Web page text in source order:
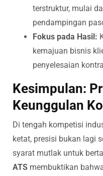
terstruktur, mulai
pendampingan
Fokus pada Hasil:
kemajuan bisnis
penyelesaian
Kesimpulan:
Keunggulan
Di tengah kompetisi
ketat, presisi bukan lagi
syarat mutlak untuk
ATS membuktikan